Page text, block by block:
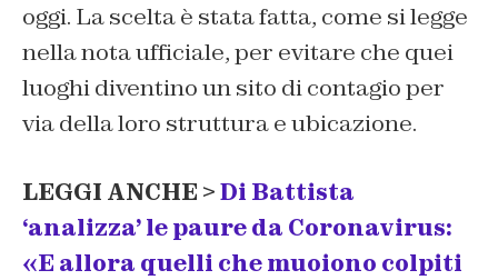
oggi. La scelta è stata fatta, come si legge
nella nota ufficiale, per evitare che quei
luoghi diventino un sito di contagio per
via della loro struttura e ubicazione.
LEGGI ANCHE >Di Battista
‘analizza’ le paure da Coronavirus:
«E allora quelli che muoiono colpiti